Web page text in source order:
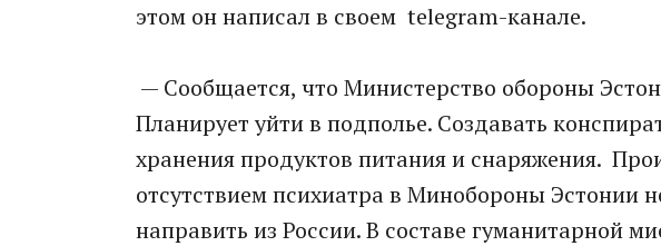
этом он написал в своем telegram-канале.
— Сообщается, что Министерство обороны
Планирует уйти в подполье. Создавать
хранения продуктов питания и снаряжения.
отсутствием психиатра в Минобороны Эстонии
направить из России. В составе гуманитарной